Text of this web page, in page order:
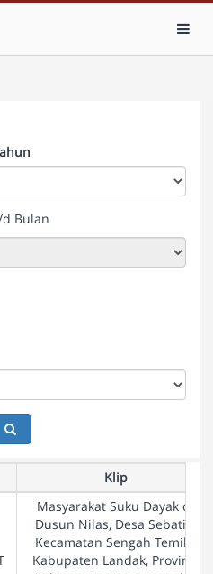
Bulan
Klip
Masyarakat Suku Dayak di
Dusun Nilas, Desa Sebatih,
Kecamatan Sengah Temila,
Kabupaten Landak, Provinsi